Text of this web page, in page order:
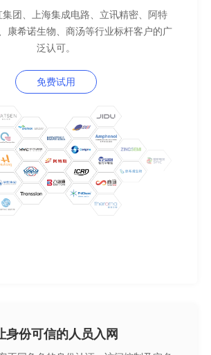
团、上海集成电路、立讯精密、阿特
康希诺生物、商汤等行业标杆客户的广
泛认可。
免费试用
身份可信的人员入网